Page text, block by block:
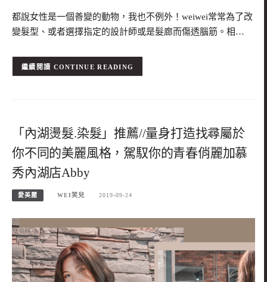
都說女性是一個善變的動物，我也不例外！weiwei常常為了改
變髮型、或者選擇指定的設計師或是髮廊而傷透腦筋。相…
CONTINUE READING
「內湖燙髮.染髮」推薦//量身打造找尋屬於
你不同的美麗風格，駕馭你的青春俏麗加慕
秀內湖店Abby
愛美麗 WEI笑兒 2019-09-24